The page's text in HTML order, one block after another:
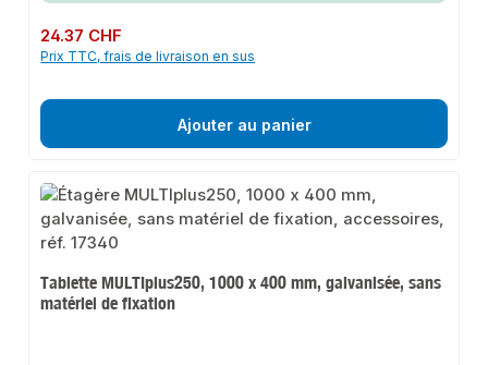
Prix régulier :
24.37 CHF
Prix TTC, frais de livraison en sus
Ajouter au panier
Tablette MULTIplus250, 1000 x 400 mm, galvanisée, sans
matériel de fixation